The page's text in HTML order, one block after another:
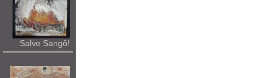
Salve Sangô!